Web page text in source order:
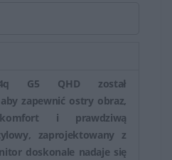
(filtrowanie światła
(Flicker-Free) czy funkcje
(Anti-Glare), co zapewnia
godziny.
skierowane do konkretnych
do grafiki,
G5 QHD został
zapewnić ostry obraz,
komfort i prawdziwą
zaprojektowany z
doskonale nadaje się